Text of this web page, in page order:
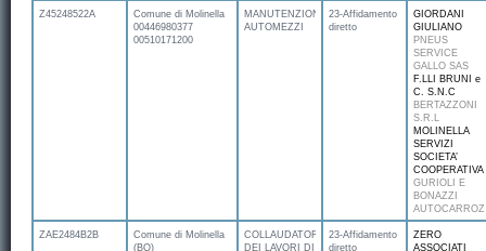
Z45248522A
Comune di Molinella
00446980377
00510171200
MANUTENZIONE
AUTOMEZZI
23-Affidamento
diretto
GIORDANI
GIULIANO
PNEUS
SERVICE
GALLO SAS
F.LLI BRUNI e
C. S.N.C
BERTAZZONI
S.R.L
MOLINELLA
SERVIZI
SOCIETA’
COOPERATIVA
GURIOLI E
BONAZZI
ZAE2484B2B
Comune di Molinella
(BO)
COLLAUDATORE
DEI LAVORI DI
23-Affidamento
diretto
ZERO
ASSOCIATI